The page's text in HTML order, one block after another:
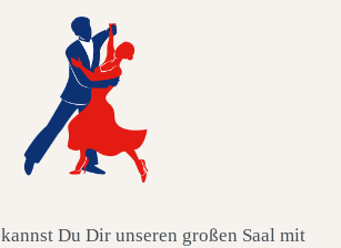
kannst Du Dir unseren großen Saal mit